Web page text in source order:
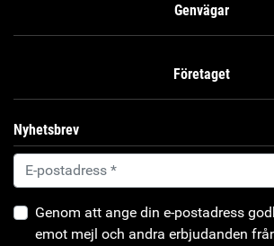
Genvägar
Företaget
Nyhetsbrev
Genom att ange din e-postadress
emot mejl och andra erbjudanden